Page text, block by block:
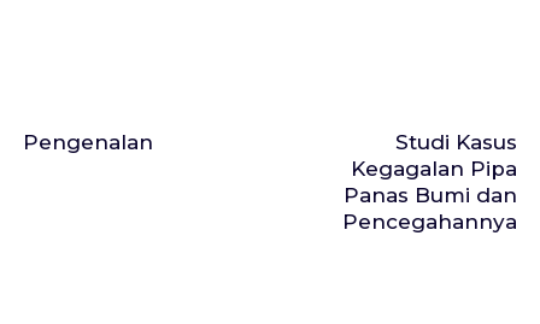
Pengenalan
Studi Kasus
Kegagalan Pipa
Panas Bumi dan
Pencegahannya